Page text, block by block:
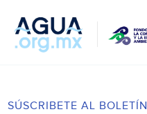
SÚSCRIBETE AL BOLETÍN